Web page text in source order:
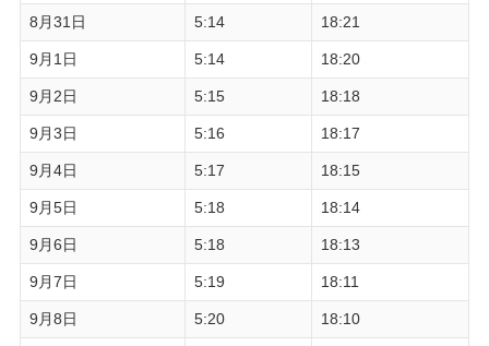
8月31日 5:14 18:21
9月1日 5:14 18:20
9月2日 5:15 18:18
9月3日 5:16 18:17
9月4日 5:17 18:15
9月5日 5:18 18:14
9月6日 5:18 18:13
9月7日 5:19 18:11
9月8日 5:20 18:10